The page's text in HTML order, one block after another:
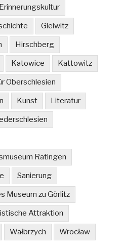
Erinnerungskultur
Gleiwitz
Hirschberg
Katowice Kattowitz
Oberschlesien
Kunst Literatur
Ratingen
Sanierung
Museum zu Görlitz
Attraktion
Wałbrzych Wrocław